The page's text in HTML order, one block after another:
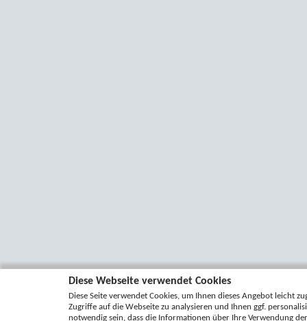
Diese Webseite verwendet Cookies
Diese Seite verwendet Cookies, um Ihnen dieses Angebot leicht
Zugriffe auf die Webseite zu analysieren und Ihnen ggf.
notwendig sein, dass die Informationen über Ihre Verwendung